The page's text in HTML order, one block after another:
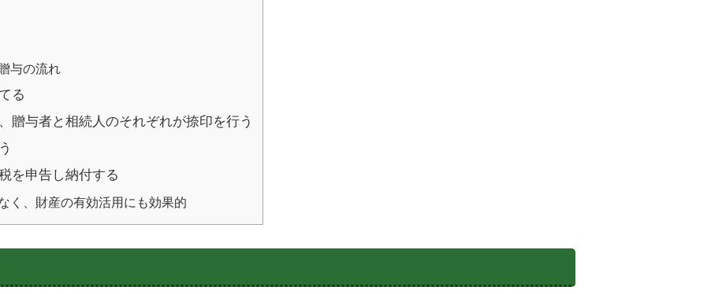
与の流れ
る
贈与者と相続人のそれぞれが捺印を行う
を申告し納付する
く、財産の有効活用にも効果的